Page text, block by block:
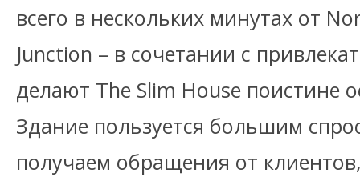
всего в нескольких минутах от
Junction – в сочетании с
делают The Slim House поистине
Здание пользуется большим
получаем обращения от